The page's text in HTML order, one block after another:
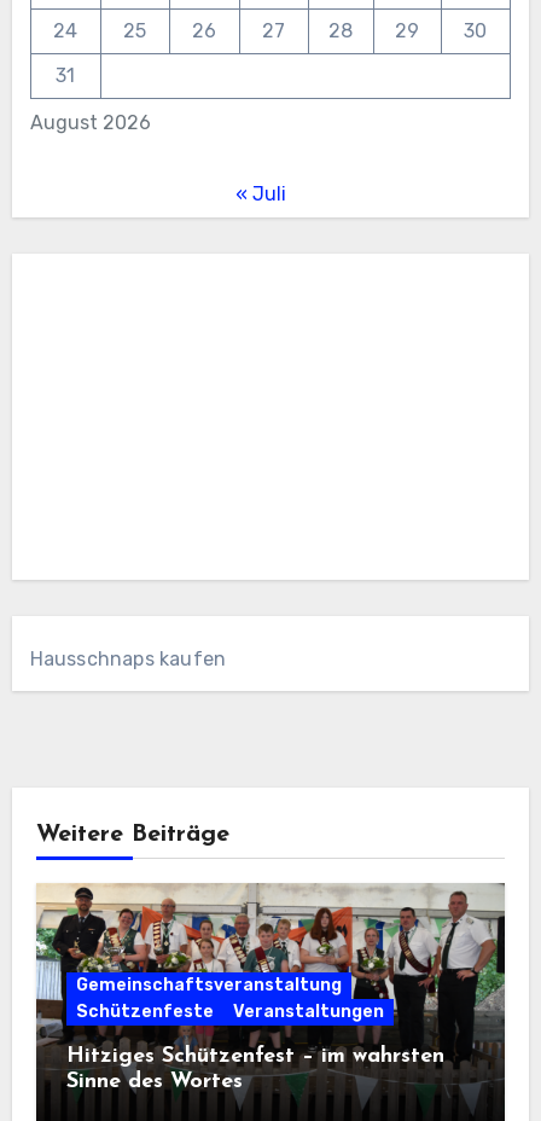
August 2026
24
25 26 27 28 29
30
31
« Juli
Hausschnaps kaufen
Weitere Beiträge
Gemeinschaftsveranstaltung
Schützenfeste
Veranstaltungen
Hitziges Schützenfest – im wahrsten
Sinne des Wortes